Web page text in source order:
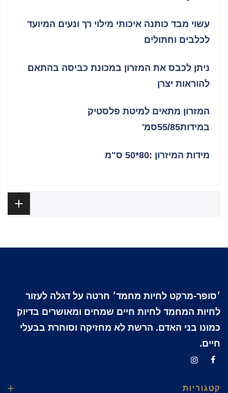
עשוי מבד כותנה איכותי מילוי רך ונעים המיועד
לכלבים וחתולים
ניתן לכבס את המזרון במכונת כביסה בהתאם
להוראות יצרן
המזרון מתאים למיטת פלסטיק
במידות55/85סמ'
מידות המיזרון :80*50 ס"מ
׳סופר-מרקט לחיות מחמד׳ חרטה על דגלה לעזור
לחיות המחמד לחיות חיים שמחים ומאושרים בדיוק
כמונו בני האדם. הרשת לא מחזיקה וסוחרת בבעלי
חיים.
קטגוריות